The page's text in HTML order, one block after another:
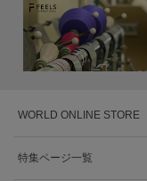
WORLD ONLINE STORE
特集ページ一覧